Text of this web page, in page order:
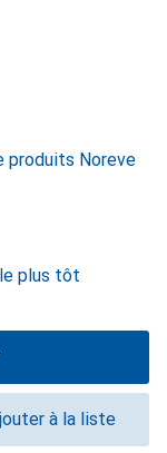
produits Noreve
plus tôt
à la liste